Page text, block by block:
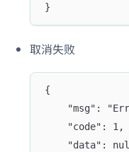
}
取消失败
{
"msg":
	"code": 1,
"data":